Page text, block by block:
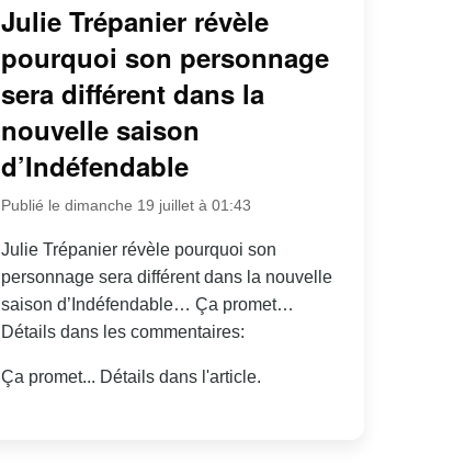
Julie Trépanier révèle
pourquoi son personnage
sera différent dans la
nouvelle saison
d’Indéfendable
Publié le dimanche 19 juillet à 01:43
Julie Trépanier révèle pourquoi son
personnage sera différent dans la nouvelle
saison d’Indéfendable… Ça promet…
Détails dans les commentaires:
Ça promet... Détails dans l'article.